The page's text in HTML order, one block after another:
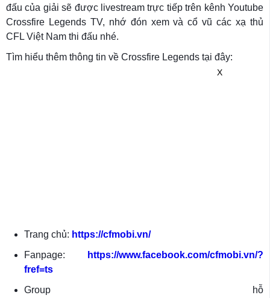
đấu của giải sẽ được livestream trực tiếp trên kênh Youtube
Crossfire Legends TV, nhớ đón xem và cổ vũ các xạ thủ
CFL Việt Nam thi đấu nhé.
Tìm hiểu thêm thông tin về Crossfire Legends tại đây:
X
Trang chủ: https://cfmobi.vn/
Fanpage:
https://www.facebook.com/cfmobi.vn/?
fref=ts
Group hỗ